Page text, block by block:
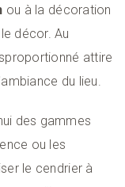
ou à la décoration
décor. Au
attire
du lieu.
des gammes
ou les
le cendrier à